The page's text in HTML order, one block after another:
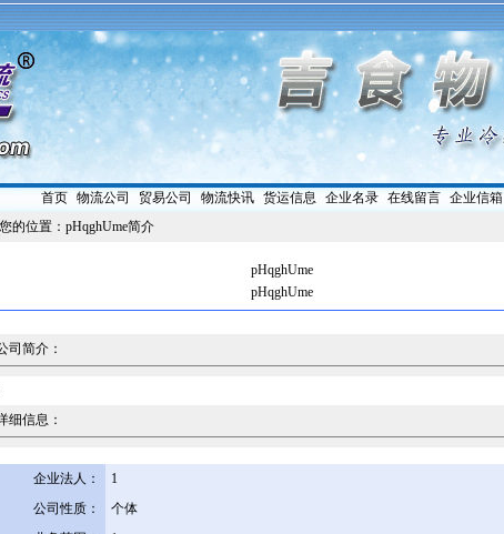
首页| 物流公司 贸易公司 物流快讯| 货运信息 企业名录| 在线留言| 企业信箱
您的位置：pHqghUme简介
pHqghUme
pHqghUme
司简介：
细信息：
企业法人：
1
公司性质：
个体